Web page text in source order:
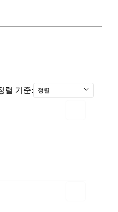
렬 기준: 정렬